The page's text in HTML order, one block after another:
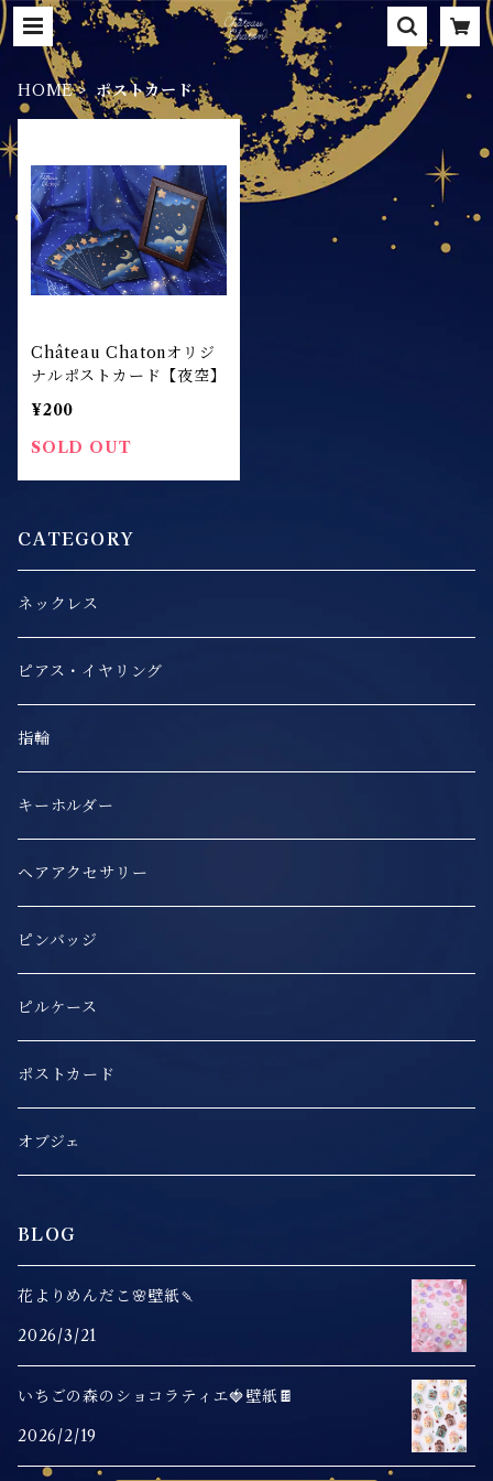
HOME ポストカード
Château Chatonオリジ
ナルポストカード【夜空】
¥200
SOLD OUT
CATEGORY
ネックレス
ピアス・イヤリング
指輪
キーホルダー
ヘアアクセサリー
ピンバッジ
ピルケース
ポストカード
オブジェ
BLOG
花よりめんだこ🌸壁紙🍡
2026/3/21
いちごの森のショコラティエ🍓壁紙🍫
2026/2/19